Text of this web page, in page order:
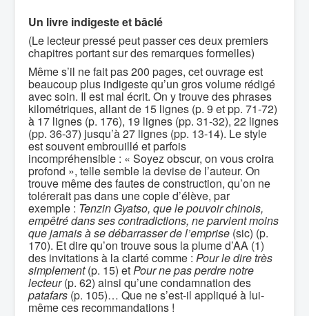
Un livre indigeste et bâclé
(Le lecteur pressé peut passer ces deux premiers
chapitres portant sur des remarques formelles)
Même s’il ne fait pas 200 pages, cet ouvrage est
beaucoup plus indigeste qu’un gros volume rédigé
avec soin. Il est mal écrit. On y trouve des phrases
kilométriques, allant de 15 lignes (p. 9 et pp. 71-72)
à 17 lignes (p. 176), 19 lignes (pp. 31-32), 22 lignes
(pp. 36-37) jusqu’à 27 lignes (pp. 13-14). Le style
est souvent embrouillé et parfois
incompréhensible : « Soyez obscur, on vous croira
profond », telle semble la devise de l’auteur. On
trouve même des fautes de construction, qu’on ne
tolérerait pas dans une copie d’élève, par
exemple : Tenzin Gyatso, que le pouvoir chinois,
empêtré dans ses contradictions, ne parvient moins
que jamais à se débarrasser de l’emprise (sic) (p.
170). Et dire qu’on trouve sous la plume d’AA (1)
des invitations à la clarté comme : Pour le dire très
simplement(p. 15) etPour ne pas perdre notre
lecteur(p. 62) ainsi qu’une condamnation des
patafars (p. 105)… Que ne s’est-il appliqué à lui-
même ces recommandations !